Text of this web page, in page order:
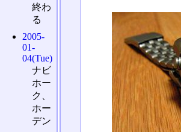
終わ
る
2005-
01-
04(Tue)
ナビ
ホー
ク、
ホー
デン